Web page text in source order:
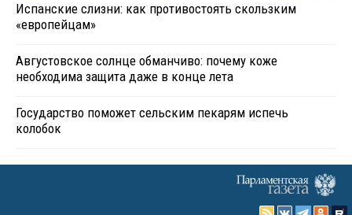
Испанские слизни: как противостоять скользким
«европейцам»
Августовское солнце обманчиво: почему коже
необходима защита даже в конце лета
Государство поможет сельским пекарям испечь
колобок